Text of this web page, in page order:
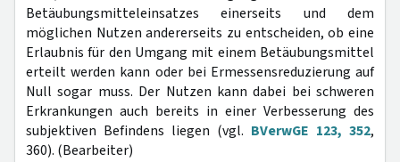
Betäubungsmitteleinsatzes einerseits und dem
möglichen Nutzen andererseits zu entscheiden, ob eine
Erlaubnis für den Umgang mit einem Betäubungsmittel
erteilt werden kann oder bei Ermessensreduzierung auf
Null sogar muss. Der Nutzen kann dabei bei schweren
Erkrankungen auch bereits in einer Verbesserung des
subjektiven Befindens liegen (vgl. BVerwGE 123, 352,
360). (Bearbeiter)